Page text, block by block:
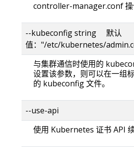
controller-manager.conf 操
--kubeconfig string 默认
值："/etc/kubernetes/
与集群通信时使用的
设置该参数，则可以在一组
的 kubeconfig 文件。
--use-api
使用 Kubernetes 证书 API 续